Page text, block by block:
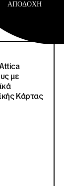
με
Κάρτας
ΑΠΟΔΟΧΉ